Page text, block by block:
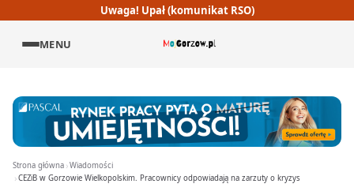
Uwaga! Upał (komunikat RSO)
MENU
Strona główna Wiadomości
CEZiB w Gorzowie Wielkopolskim. Pracownicy odpowiadają na zarzuty o kryzys